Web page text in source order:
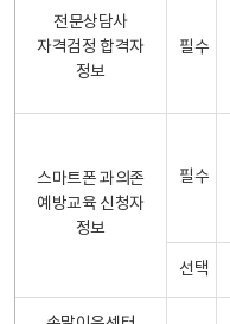
전문상담사
자격검정 합격자
정보
필수
스마트폰 과의존
예방교육 신청자
정보
필수
선택